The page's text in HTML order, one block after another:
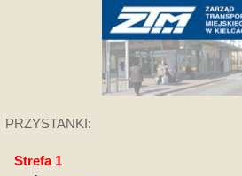
PRZYSTANKI:
Strefa 1